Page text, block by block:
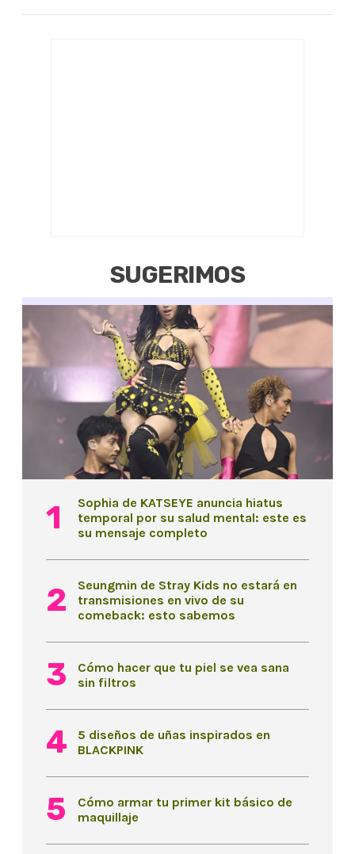
SUGERIMOS
Sophia de KATSEYE anuncia hiatus
temporal por su salud mental: este es
su mensaje completo
Seungmin de Stray Kids no estará en
transmisiones en vivo de su
comeback: esto sabemos
Cómo hacer que tu piel se vea sana
sin filtros
5 diseños de uñas inspirados en
BLACKPINK
Cómo armar tu primer kit básico de
maquillaje